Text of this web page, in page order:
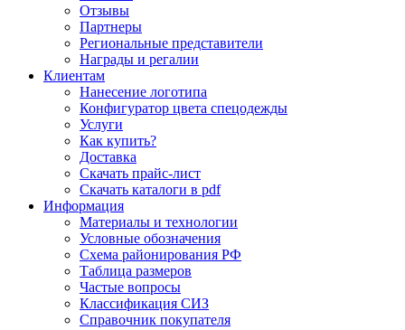
Отзывы
Партнеры
Региональные представители
Награды и регалии
Клиентам
Нанесение логотипа
Конфигуратор цвета спецодежды
Услуги
Как купить?
Доставка
Скачать прайс-лист
Скачать каталоги в pdf
Информация
Материалы и технологии
Условные обозначения
Схема районирования РФ
Таблица размеров
Частые вопросы
Классификация СИЗ
Справочник покупателя